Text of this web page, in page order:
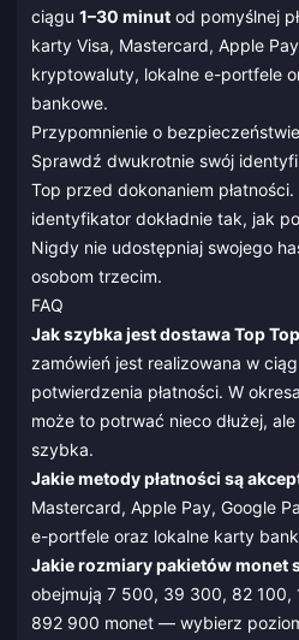
ciągu 1–30 minut od pomyślnej
karty Visa, Mastercard, Apple
kryptowaluty, lokalne e-portfele
bankowe.
Przypomnienie o
Sprawdź dwukrotnie swój
Top przed dokonaniem
identyfikator dokładnie tak, jak
Nigdy nie udostępniaj swojego
osobom trzecim.
FAQ
Jak szybka jest dostawa Top
zamówień jest realizowana w
potwierdzenia płatności. W
może to potrwać nieco dłużej,
szybka.
Jakie metody płatności są
Mastercard, Apple Pay, Google
e-portfele oraz lokalne karty
Jakie rozmiary pakietów monet
obejmują 7 500, 39 300, 82
892 900 monet — wybierz